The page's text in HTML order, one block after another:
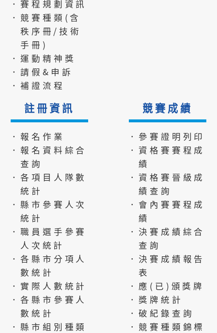
．賽程規劃資訊
．競賽種類(含
秩序冊/技術
手冊)
．運動精神獎
．請假&申訴
．補證流程
註冊資訊
．報名作業
．報名資料綜合
查詢
．各項目人隊數
統計
．縣市參賽人次
統計
．職員選手參賽
人次統計
．各縣市分項人
數統計
．實際人數統計
．各縣市參賽人
數統計
．縣市組別種類
競賽成績
．參賽證明列印
．資格賽賽程成
績
．資格賽晉級成
績查詢
．會內賽賽程成
績
．決賽成績綜合
查詢
．決賽成績報告
表
．應(已)頒獎牌
．獎牌統計
．破紀錄查詢
．競賽種類錦標